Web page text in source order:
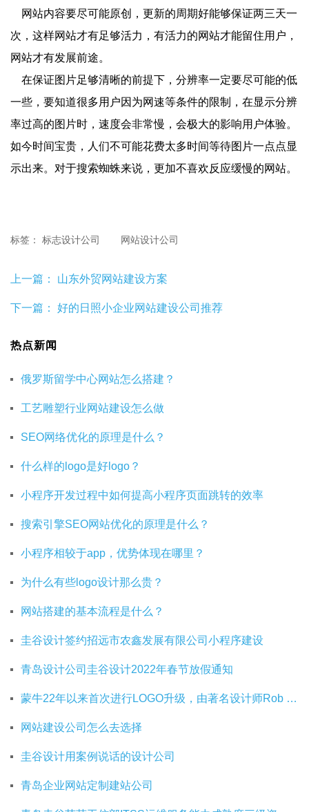
网站内容要尽可能原创，更新的周期好能够保证两三天一
次，这样网站才有足够活力，有活力的网站才能留住用户，
网站才有发展前途。
在保证图片足够清晰的前提下，分辨率一定要尽可能的低
一些，要知道很多用户因为网速等条件的限制，在显示分辨
率过高的图片时，速度会非常慢，会极大的影响用户体验。
如今时间宝贵，人们不可能花费太多时间等待图片一点点显
示出来。对于搜索蜘蛛来说，更加不喜欢反应缓慢的网站。
标签： 标志设计公司 网站设计公司
上一篇： 山东外贸网站建设方案
下一篇： 好的日照小企业网站建设公司推荐
热点新闻
俄罗斯留学中心网站怎么搭建？
工艺雕塑行业网站建设怎么做
SEO网络优化的原理是什么？
什么样的logo是好logo？
小程序开发过程中如何提高小程序页面跳转的效率
搜索引擎SEO网站优化的原理是什么？
小程序相较于app，优势体现在哪里？
为什么有些logo设计那么贵？
网站搭建的基本流程是什么？
圭谷设计签约招远市农鑫发展有限公司小程序建设
青岛设计公司圭谷设计2022年春节放假通知
蒙牛22年以来首次进行LOGO升级，由著名设计师Rob Janoff操刀
网站建设公司怎么去选择
圭谷设计用案例说话的设计公司
青岛企业网站定制建站公司